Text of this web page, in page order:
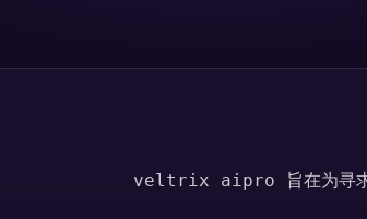
veltrix aipro 旨在为寻求系